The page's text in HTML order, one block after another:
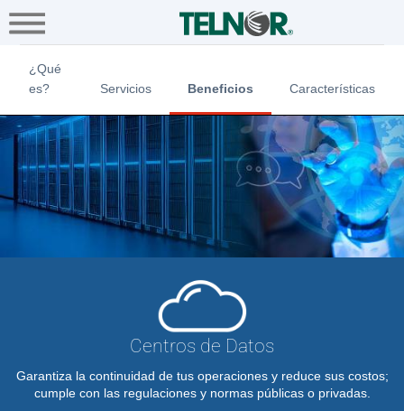
Hogar Empresa
A+
Soluciones
TI
Conectividad
Multinacionales
Centros de datos - Empresas
Centros de Datos
Garantiza la continuidad de tus operaciones y reduce sus costos;
cumple con las regulaciones y normas públicas o privadas.
¿Qué
es?
Servicios Beneficios Características